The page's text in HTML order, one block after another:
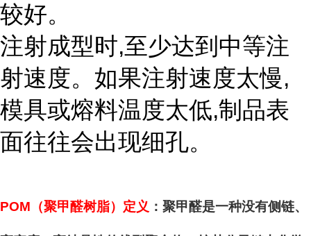
较好。
注射成型时,至少达到中等注
射速度。如果注射速度太慢,
模具或熔料温度太低,制品表
面往往会出现细孔。
POM （聚甲醛树脂）定义 ：聚甲醛是一种没有侧链、